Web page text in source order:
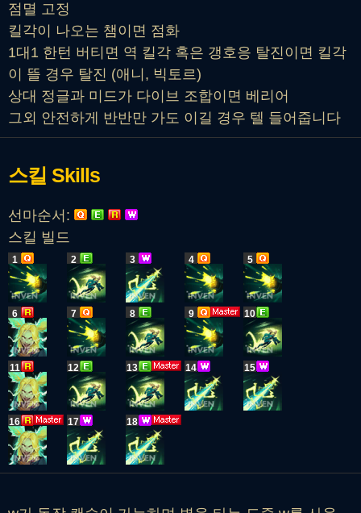
점멸 고정
킬각이 나오는 챔이면 점화
1대1 한턴 버티면 역 킬각 혹은 갱호응 탈진이면 킬각
이 뜰 경우 탈진 (애니, 빅토르)
상대 정글과 미드가 다이브 조합이면 베리어
그외 안전하게 반반만 가도 이길 경우 텔 들어줍니다
스킬 Skills
선마순서:
스킬 빌드
1 2 3 4 5
6 7 8 9 10
11 12 13 14 15
16 17 18